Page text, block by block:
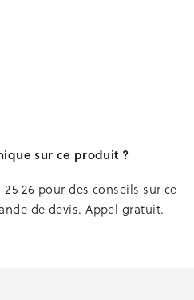
sur ce produit ?
25 26 pour des conseils sur ce
de devis. Appel gratuit.